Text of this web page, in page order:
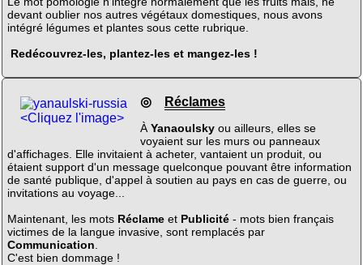
devant oublier nos autres végétaux domestiques, nous avons
intégré légumes et plantes sous cette rubrique.
Redécouvrez-les, plantez-les et mangez-les !
<Cliquez l'image>
◎ Réclames
À Yanaoulskyou ailleurs, elles se
voyaient sur les murs ou panneaux
d'affichages. Elle invitaient à acheter, vantaient un produit, ou
étaient support d'un message quelconque pouvant être information
de santé publique, d'appel à soutien au pays en cas de guerre, ou
invitations au voyage...
Maintenant, les mots Réclameet Publicité- mots bien français
victimes de la langue invasive, sont remplacés par
Communication
C'est bien dommage !